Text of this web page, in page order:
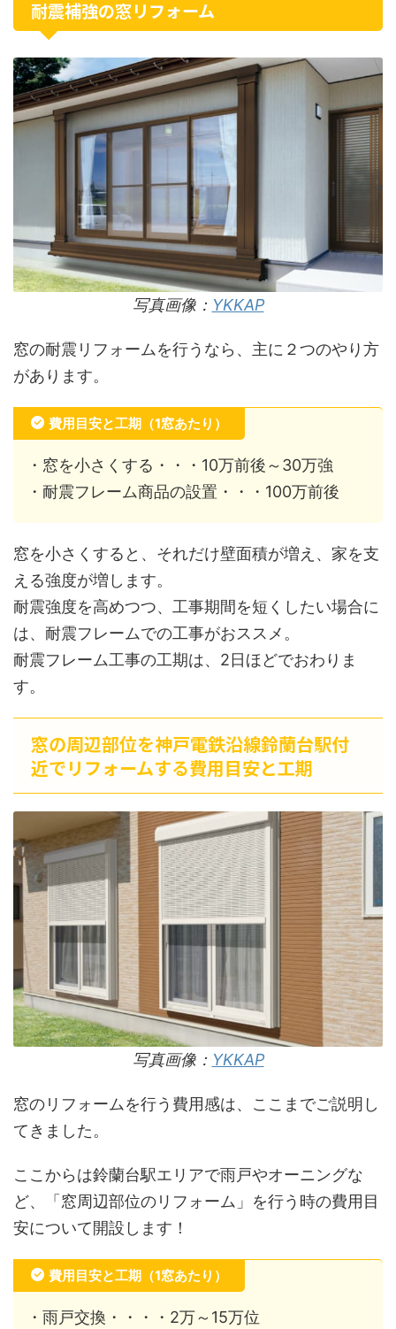
耐震補強の窓リフォーム
写真画像： YKKAP
窓の耐震リフォームを行うなら、主に２つのやり方
があります。
費用目安と工期（1窓あたり）
・窓を小さくする・・・10万前後～30万強
・耐震フレーム商品の設置・・・100万前後
窓を小さくすると、それだけ壁面積が増え、家を支
える強度が増します。
耐震強度を高めつつ、工事期間を短くしたい場合に
は、耐震フレームでの工事がおススメ。
耐震フレーム工事の工期は、2日ほどでおわりま
す。
窓の周辺部位を神戸電鉄沿線鈴蘭台駅付
近でリフォームする費用目安と工期
写真画像： YKKAP
窓のリフォームを行う費用感は、ここまでご説明し
てきました。
ここからは鈴蘭台駅エリアで雨戸やオーニングな
ど、「窓周辺部位のリフォーム」を行う時の費用目
安について開設します！
費用目安と工期（1窓あたり）
・雨戸交換・・・・2万～15万位